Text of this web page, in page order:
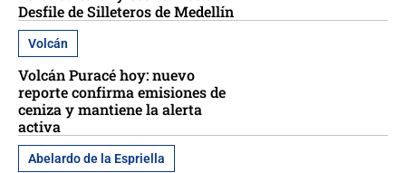
Desfile de Silleteros de Medellín
Volcán
Volcán Puracé hoy: nuevo
reporte confirma emisiones de
ceniza y mantiene la alerta
activa
Abelardo de la Espriella